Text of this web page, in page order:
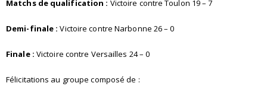
Matchs de qualification : Victoire contre Toulon 19 – 7
Demi-finale :Victoire contre Narbonne 26 – 0
Finale : Victoire contre Versailles 24 – 0
Félicitations au groupe composé de :